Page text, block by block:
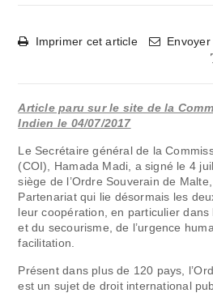
Imprimer cet article
Article paru sur le site de la
Indien le 04/07/2017
Le Secrétaire général de la
(COI), Hamada Madi, a signé le 4
siège de l’Ordre Souverain de
Partenariat qui lie désormais les
leur coopération, en particulier
et du secourisme, de l’urgence
facilitation.
Présent dans plus de 120 pays,
est un sujet de droit international